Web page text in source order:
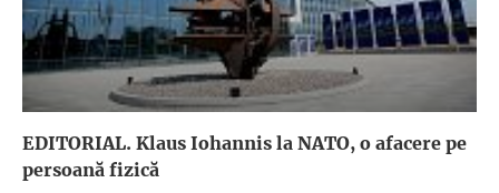
EDITORIAL. Klaus Iohannis la NATO, o afacere pe
persoană fizică